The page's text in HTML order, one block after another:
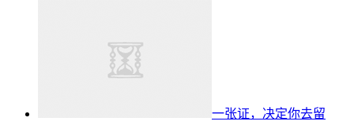
一张证，决定你去留